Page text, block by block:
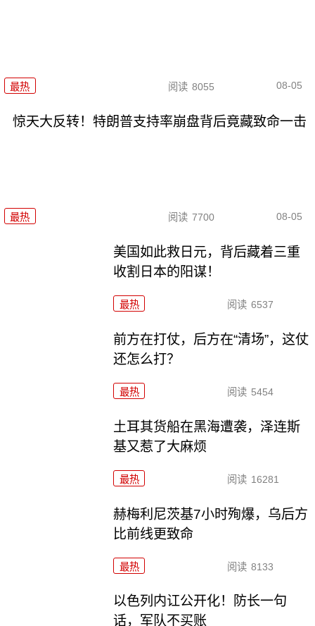
最热 阅读 8055 08-05
惊天大反转！特朗普支持率崩盘背后竟藏致命一击
最热 阅读 7700 08-05
美国如此救日元，背后藏着三重
收割日本的阳谋！
最热 阅读 6537
前方在打仗，后方在“清场”，这仗
还怎么打？
最热 阅读 5454
土耳其货船在黑海遭袭，泽连斯
基又惹了大麻烦
最热 阅读 16281
赫梅利尼茨基7小时殉爆，乌后方
比前线更致命
最热 阅读 8133
以色列内讧公开化！防长一句
话，军队不买账